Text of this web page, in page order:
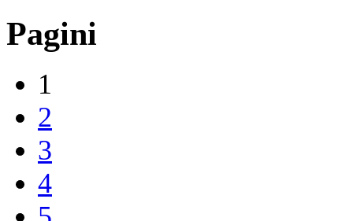
Pagini
1
2
3
4